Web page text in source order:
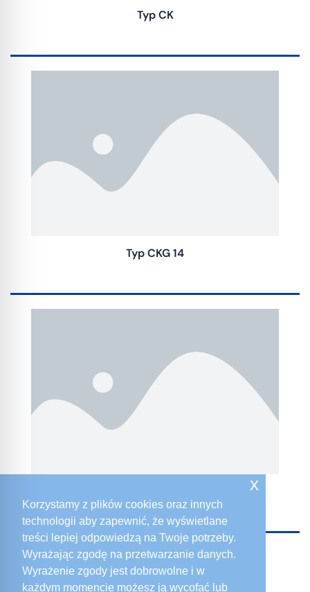
Korzystamy z plików cookies oraz innych
technologii aby zapewnić, że wyświetlane
treści lepiej odpowiedzą na Twoje potrzeby.
Wyrażając zgodę na przetwarzanie danych.
Wyrażenie zgody jest dobrowolne i w
każdym momencie możesz ją wycofać lub
x
Typ CK
Typ CKG 14